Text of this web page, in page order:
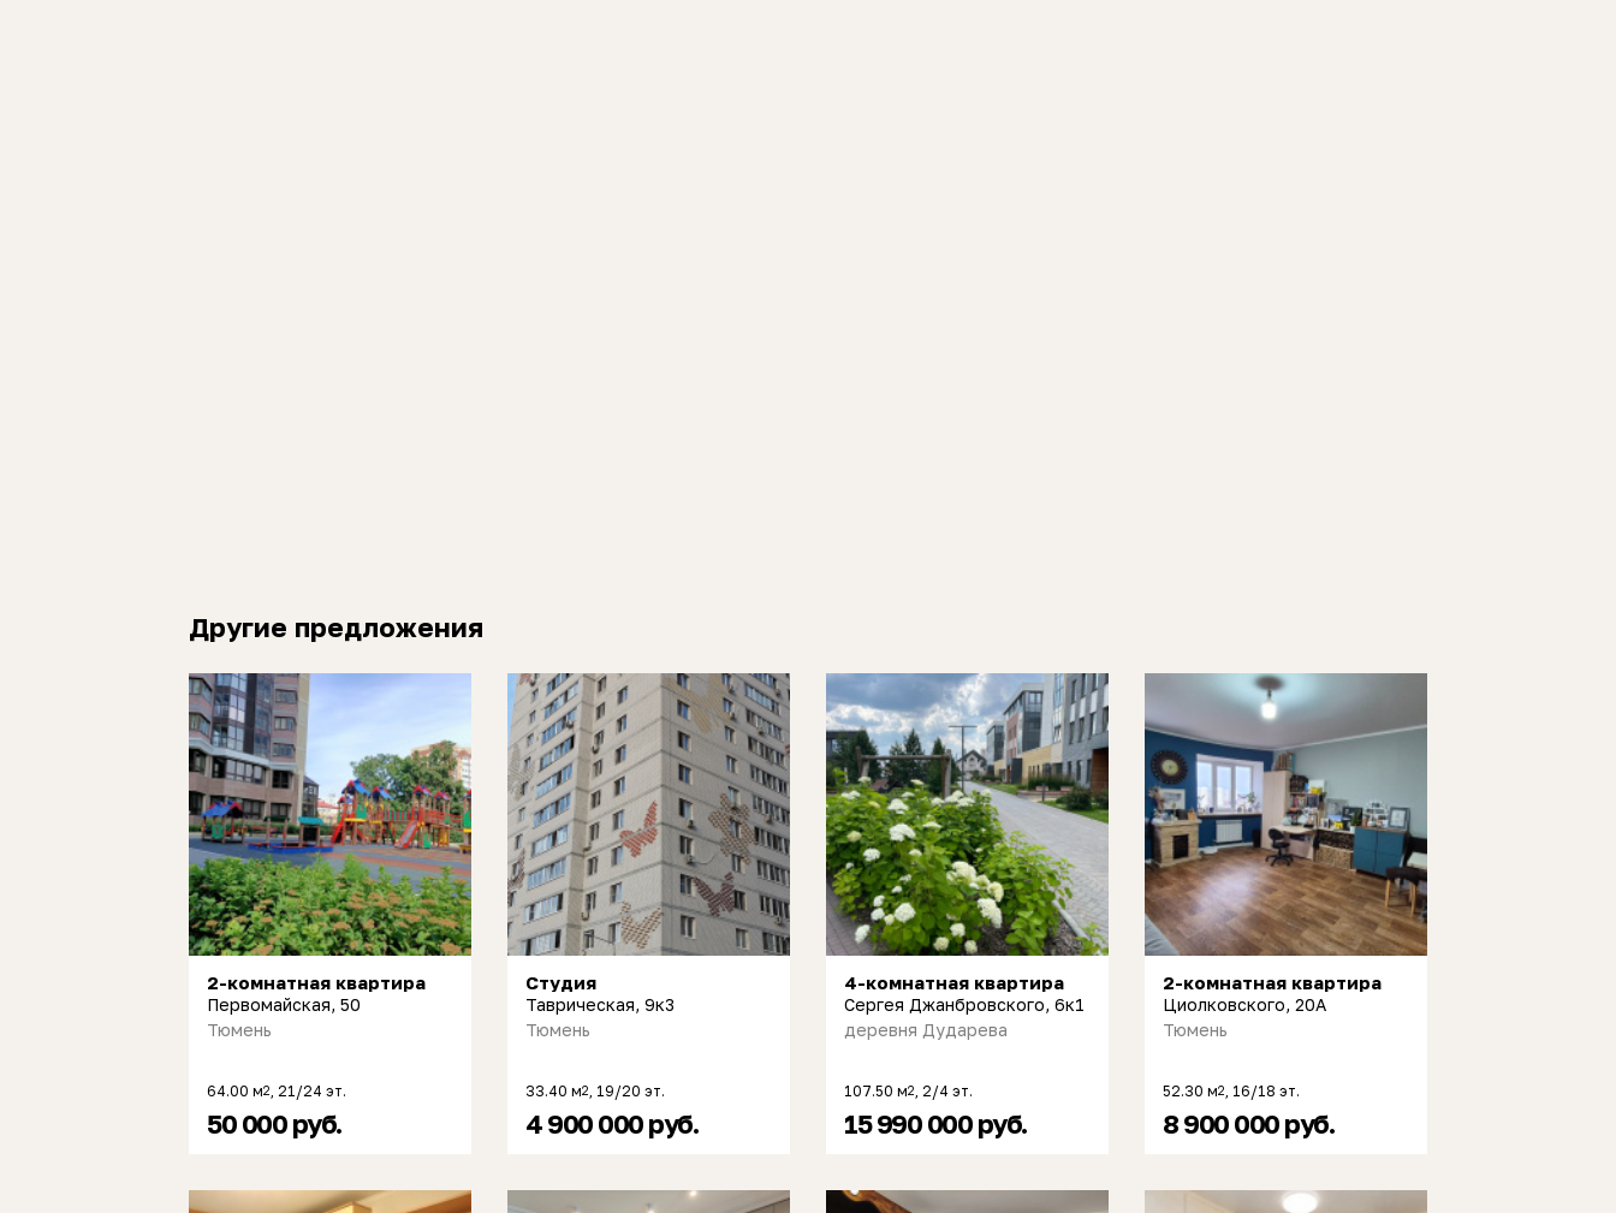
Другие предложения
2-комнатная квартира
Первомайская, 50
Тюмень
64.00 м2, 21/24 эт.
50 000 руб.
Студия
Таврическая, 9к3
Тюмень
33.40 м2, 19/20 эт.
4 900 000 руб.
4-комнатная квартира
Сергея Джанбровского, 6к1
деревня Дударева
107.50 м2, 2/4 эт.
15 990 000 руб.
2-комнатная квартира
Циолковского, 20А
Тюмень
52.30 м2, 16/18 эт.
8 900 000 руб.